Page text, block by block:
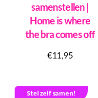
samenstellen |
Home is where
the bra comes off
€11,95
Stel zelf samen!